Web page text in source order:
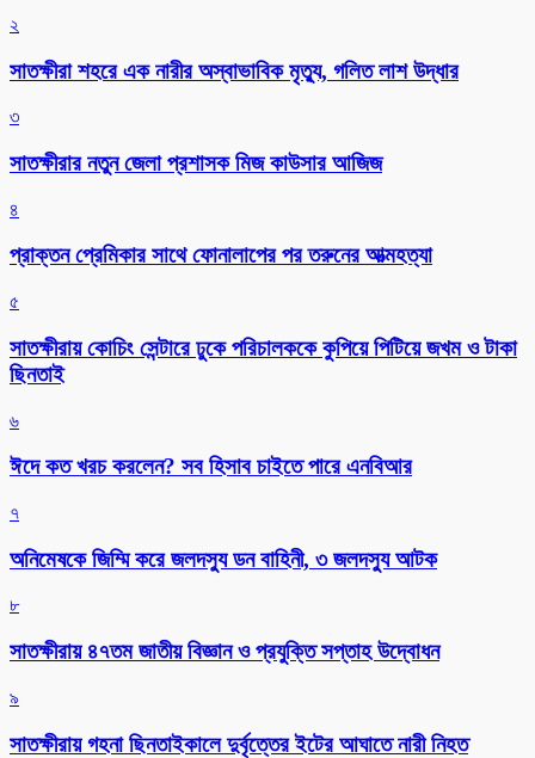
২
সাতক্ষীরা শহরে এক নারীর অস্বাভাবিক মৃত্যু, গলিত লাশ উদ্ধার
৩
সাতক্ষীরার নতুন জেলা প্রশাসক মিজ কাউসার আজিজ
৪
প্রাক্তন প্রেমিকার সাথে ফোনালাপের পর তরুনের আত্মহত্যা
৫
সাতক্ষীরায় কোচিং সেন্টারে ঢুকে পরিচালককে কুপিয়ে পিটিয়ে জখম ও টাকা
ছিনতাই
৬
ঈদে কত খরচ করলেন? সব হিসাব চাইতে পারে এনবিআর
৭
অনিমেষকে জিম্মি করে জলদস্যু ডন বাহিনী, ৩ জলদস্যু আটক
৮
সাতক্ষীরায় ৪৭তম জাতীয় বিজ্ঞান ও প্রযুক্তি সপ্তাহ উদ্বোধন
৯
সাতক্ষীরায় গহনা ছিনতাইকালে দুর্বৃত্তের ইটের আঘাতে নারী নিহত